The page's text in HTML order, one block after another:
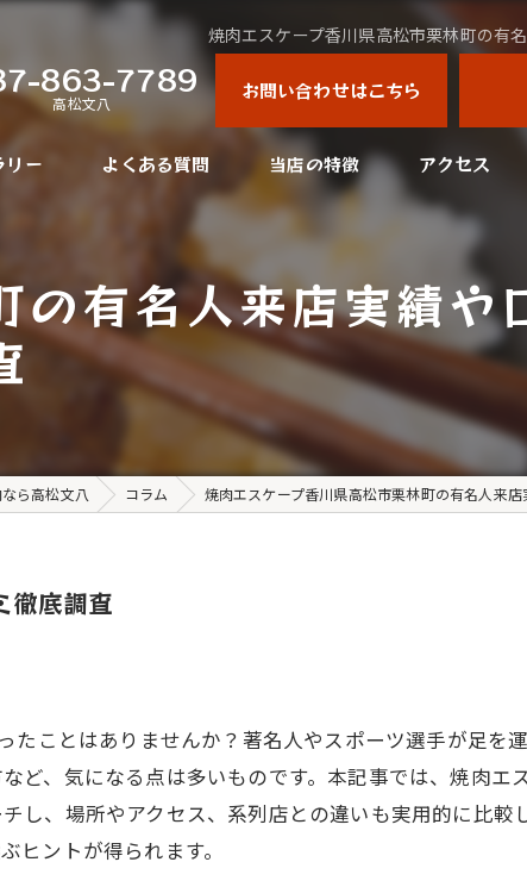
焼肉エスケープ香川県高松市栗林町の有
863-7789
高松文八
お問い合わせはこちら
リー よくある質問 当店の特徴
コース
四国中央市の焼肉
美味しい
接待
宴会
アクセス
高松文八
高松文八は
有名人来店実績や
ら高松文八 コラム 焼肉エスケープ香川県高松市栗林町の有名人来
徹底調査
たことはありませんか？著名人やスポーツ選手が足を
ど、気になる点は多いものです。本記事では、焼肉エ
し、場所やアクセス、系列店との違いも実用的に比較
ヒントが得られます。